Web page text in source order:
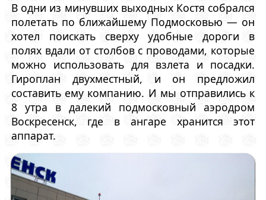
В одни из минувших выходных Костя собрался
полетать по ближайшему Подмосковью — он
хотел поискать сверху удобные дороги в
полях вдали от столбов с проводами, которые
можно использовать для взлета и посадки.
Гироплан двухместный, и он предложил
составить ему компанию. И мы отправились к
8 утра в далекий подмосковный аэродром
Воскресенск, где в ангаре хранится этот
аппарат.